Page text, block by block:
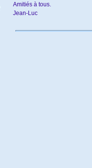
Amitiés à tous.
Jean-Luc